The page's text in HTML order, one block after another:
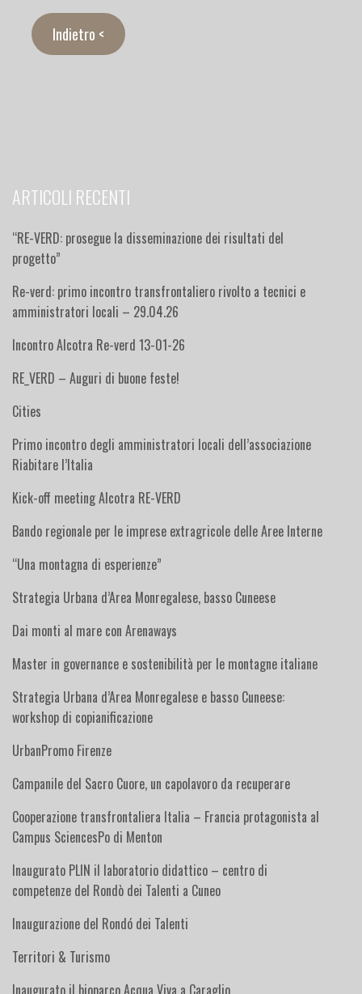
Indietro <
ARTICOLI RECENTI
“RE-VERD: prosegue la disseminazione dei risultati del
progetto”
Re-verd: primo incontro transfrontaliero rivolto a tecnici e
amministratori locali – 29.04.26
Incontro Alcotra Re-verd 13-01-26
RE_VERD – Auguri di buone feste!
Cities
Primo incontro degli amministratori locali dell’associazione
Riabitare l’Italia
Kick-off meeting Alcotra RE-VERD
Bando regionale per le imprese extragricole delle Aree Interne
“Una montagna di esperienze”
Strategia Urbana d’Area Monregalese, basso Cuneese
Dai monti al mare con Arenaways
Master in governance e sostenibilità per le montagne italiane
Strategia Urbana d’Area Monregalese e basso Cuneese:
workshop di copianificazione
UrbanPromo Firenze
Campanile del Sacro Cuore, un capolavoro da recuperare
Cooperazione transfrontaliera Italia – Francia protagonista al
Campus SciencesPo di Menton
Inaugurato PLIN il laboratorio didattico – centro di
competenze del Rondò dei Talenti a Cuneo
Inaugurazione del Rondó dei Talenti
Territori & Turismo
Inaugurato il bioparco Acqua Viva a Caraglio